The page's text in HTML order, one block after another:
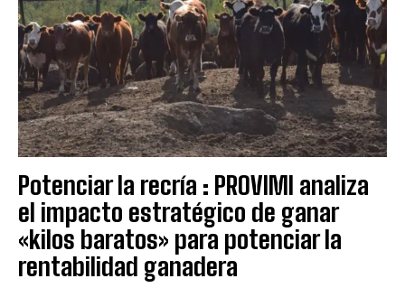
Potenciar la recría : PROVIMI analiza
el impacto estratégico de ganar
«kilos baratos» para potenciar la
rentabilidad ganadera